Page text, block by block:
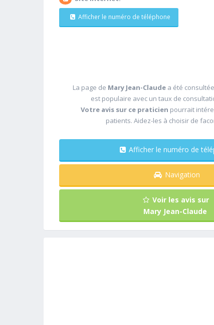
Afficher le numéro de téléphone
La page de Mary Jean-Claude a été
est populaire avec un taux de
Votre avis sur ce praticien pourrait
patients. Aidez-les à choisir de
Afficher le numéro de
Navigation
Voir les avis sur
Mary Jean-Claude